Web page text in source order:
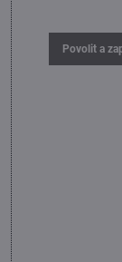
Povolit a